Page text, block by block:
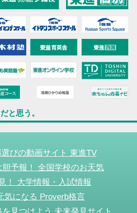
と思う。
びの動画サイト 東進TV
予報！ 全国学校のお天気
！ 大学情報・入試情報
気になる Proverb格言